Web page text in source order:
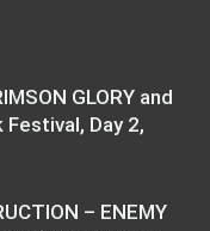
GLORY and
Festival, Day 2,
– ENEMY